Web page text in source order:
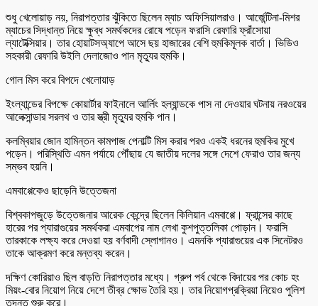
শুধু খেলোয়াড় নয়, নিরাপত্তার ঝুঁকিতে ছিলেন ম্যাচ অফিসিয়ালরাও। আর্জেন্টিনা-মিশর
ম্যাচের সিদ্ধান্ত নিয়ে ক্ষুব্ধ সমর্থকদের রোষে পড়েন ফরাসি রেফারি ফ্রাঁসোয়া
ল্যাটেক্সিয়ার। তার হোয়াটসঅ্যাপে আসে ছয় হাজারের বেশি হুমকিমূলক বার্তা। ভিডিও
সহকারী রেফারি উইলি দেলাজোও পান মৃত্যুর হুমকি।
গোল মিস করে বিপদে খেলোয়াড়
ইংল্যান্ডের বিপক্ষে কোয়ার্টার ফাইনালে আর্লিং হল্যান্ডকে পাস না দেওয়ার ঘটনায় নরওয়ের
আলেক্সান্ডার সরলথ ও তার স্ত্রী মৃত্যুর হুমকি পান।
কলম্বিয়ার জোন হামিন্তন কামপাজ পেনাল্টি মিস করার পরও একই ধরনের হুমকির মুখে
পড়েন। পরিস্থিতি এমন পর্যায়ে পৌঁছায় যে জাতীয় দলের সঙ্গে দেশে ফেরাও তার জন্য
সম্ভব হয়নি।
এমবাপ্পেকেও ছাড়েনি উত্তেজনা
বিশ্বকাপজুড়ে উত্তেজনার আরেক কেন্দ্রে ছিলেন কিলিয়ান এমবাপ্পে। ফ্রান্সের কাছে
হারের পর প্যারাগুয়ের সমর্থকরা এমবাপের নাম লেখা কুশপুত্তলিকা পোড়ান। ফরাসি
তারকাকে লক্ষ্য করে দেওয়া হয় বর্ণবাদী স্লোগানও। এমনকি প্যারাগুয়ের এক সিনেটরও
তাকে আক্রমণ করে মন্তব্য করেন।
দক্ষিণ কোরিয়াও ছিল বাড়তি নিরাপত্তার মধ্যে। গ্রুপ পর্ব থেকে বিদায়ের পর কোচ হং
মিয়ং-বোর নিয়োগ নিয়ে দেশে তীব্র ক্ষোভ তৈরি হয়। তার নিয়োগপ্রক্রিয়া নিয়েও পুলিশ
তদন্ত শুরু করে।